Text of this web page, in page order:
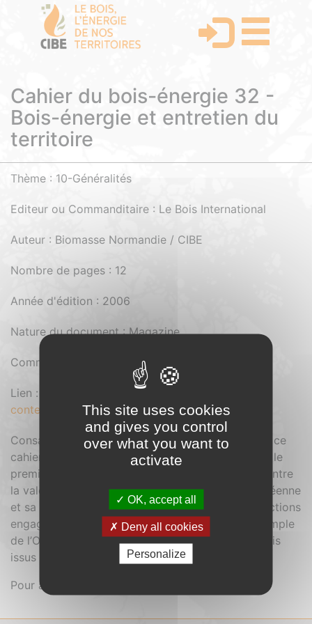
Cahier du bois-énergie 32 -
Bois-énergie et entretien du
territoire
Thème : 10-Généralités
Editeur ou Commanditaire : Le Bois International
Auteur : Biomasse Normandie / CIBE
Nombre de pages : 12
Année d'édition : 2006
Nature du document : Magazine
Comment se procurer le document : Gratuit
Lien :
https://cibe.fr/wp-
content/uploads/2025/10/CBE-32.pdf
Consacré à l’énergie du bocage et de la garrigue, ce
cahier se présente sous la forme de deux volets : le
premier présente les corrélations envisageables entre
la valorisation énergétique de la forêt méditerranéenne
et sa préservation et dresse l’état des lieux des actions
engagées, le second traite du bocage (avec l’exemple
de l’Ouest océanique) et de la valorisation des bois
issus de son entretien.
Pour accéder au sommaire,
This site uses cookies
and gives you control
over what you want to
activate
OK, accept all
Deny all cookies
Personalize